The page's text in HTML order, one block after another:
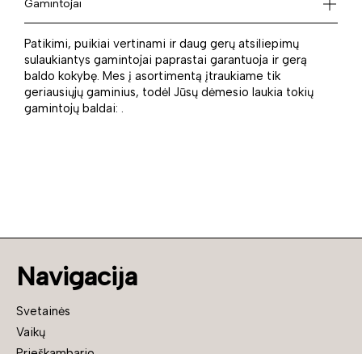
Gamintojai
Patikimi, puikiai vertinami ir daug gerų atsiliepimų
sulaukiantys gamintojai paprastai garantuoja ir gerą
baldo kokybę. Mes į asortimentą įtraukiame tik
geriausiųjų gaminius, todėl Jūsų dėmesio laukia tokių
gamintojų baldai: .
Navigacija
Svetainės
Vaikų